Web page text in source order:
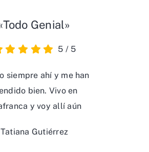
Genial»
5 / 5
siempre ahí y me han
bien. Vivo en
y voy allí aún
Tatiana Gutiérrez